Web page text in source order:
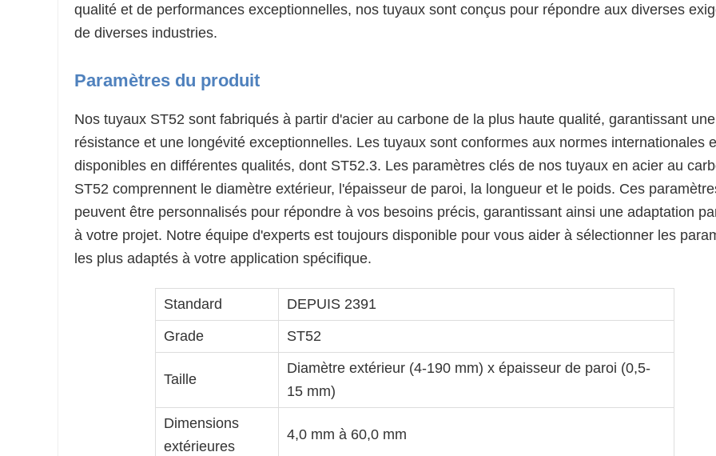
qualité et de performances exceptionnelles, nos tuyaux sont conçus pour répondre aux diverses
de diverses industries.
Paramètres du produit
Nos tuyaux ST52 sont fabriqués à partir d'acier au carbone de la plus haute qualité, garantissant une
résistance et une longévité exceptionnelles. Les tuyaux sont conformes aux normes internationales
disponibles en différentes qualités, dont ST52.3. Les paramètres clés de nos tuyaux en acier au
ST52 comprennent le diamètre extérieur, l'épaisseur de paroi, la longueur et le poids. Ces
peuvent être personnalisés pour répondre à vos besoins précis, garantissant ainsi une adaptation
à votre projet. Notre équipe d'experts est toujours disponible pour vous aider à sélectionner les
les plus adaptés à votre application spécifique.
Standard
DEPUIS 2391
Grade
ST52
Taille
Diamètre extérieur (4-190 mm) x épaisseur de paroi (0,5-
15 mm)
Dimensions
extérieures
4,0 mm à 60,0 mm